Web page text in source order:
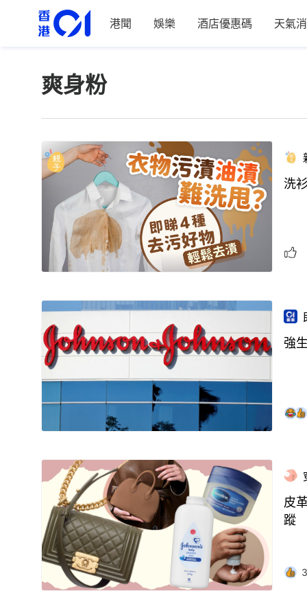
港聞 娛樂 酒店優惠碼 天氣
爽身粉
洗
強
皮
蹤
3